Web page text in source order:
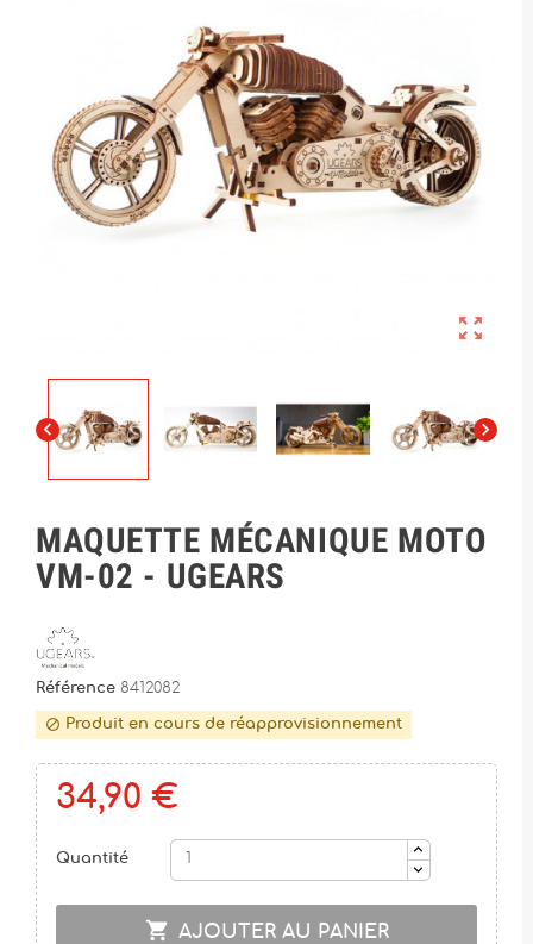

 
MAQUETTE MÉCANIQUE MOTO
VM-02 - UGEARS
Référence 8412082
 Produit en cours de réapprovisionnement
34,90 €
Quantité
 AJOUTER AU PANIER